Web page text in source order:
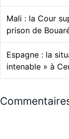
Mali : la Cour
prison de
Espagne : la
intenable » à